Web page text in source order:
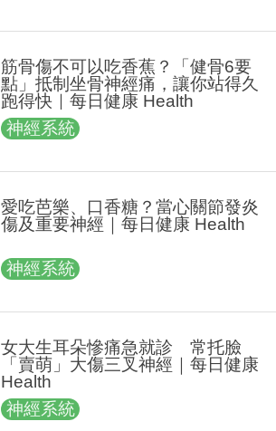
筋骨傷不可以吃香蕉？「健骨6要
點」抵制坐骨神經痛，讓你站得久
跑得快｜每日健康 Health
神經系統
愛吃芭樂、口香糖？當心關節發炎
傷及重要神經｜每日健康 Health
神經系統
女大生耳朵慘痛急就診 常托臉
「賣萌」大傷三叉神經｜每日健康
Health
神經系統